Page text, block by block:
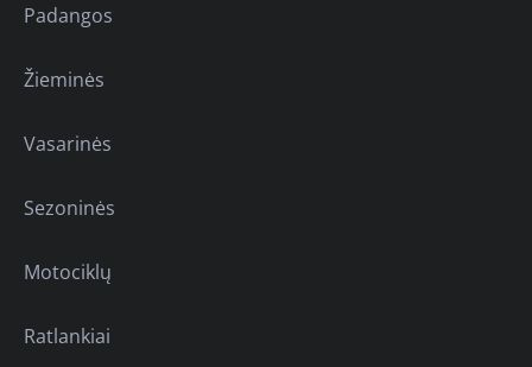
Padangos
Žieminės
Vasarinės
Sezoninės
Motociklų
Ratlankiai